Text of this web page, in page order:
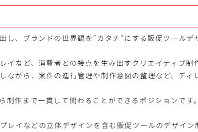
し、ブランドの世界観を”カタチ“にする販促ツールデ
イなど、消費者との接点を生み出すクリエイティブ制
ながら、案件の進行管理や制作意図の整理など、ディ
制作まで一貫して関わることができるポジションです
レイなどの立体デザインを含む販促ツールのデザイン